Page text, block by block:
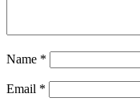
Name *
Email *